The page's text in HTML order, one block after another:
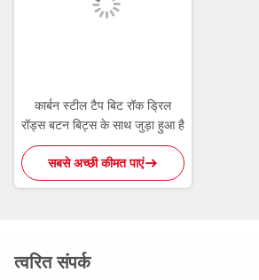
कार्बन स्टील टैप बिट रॉक ड्रिल
रॉड्स बटन बिट्स के साथ जुड़ा हुआ है
सबसे अच्छी कीमत पाएं
त्वरित संपर्क